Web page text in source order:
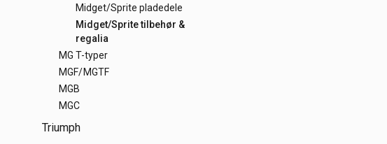
Midget/Sprite pladedele
Midget/Sprite tilbehør &
regalia
MG T-typer
MGF/MGTF
MGB
MGC
Triumph